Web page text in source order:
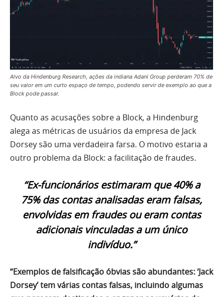
Alvo da Hindenburg Research, ações da indiana Adani Group perderam 70% de
seu valor em um curto espaço de tempo, podendo servir de exemplo ao que a
Block pode passar.
Quanto as acusações sobre a Block, a Hindenburg
alega as métricas de usuários da empresa de Jack
Dorsey são uma verdadeira farsa. O motivo estaria a
outro problema da Block: a facilitação de fraudes.
“Ex-funcionários estimaram que 40% a
75% das contas analisadas eram falsas,
envolvidas em fraudes ou eram contas
adicionais vinculadas a um único
indivíduo.”
“Exemplos de falsificação óbvias são abundantes: ‘Jack
Dorsey’ tem várias contas falsas, incluindo algumas